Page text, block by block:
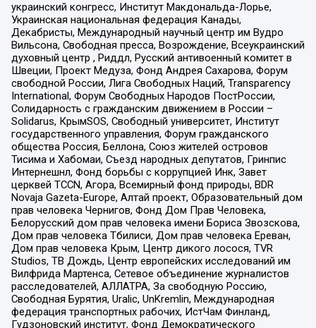
украинский конгресс, Институт Макдональда-Лорье,
Украинская национальная федерация Канады,
Декабристы, Международный научный центр им Вудро
Вильсона, Свободная пресса, Возрождение, Всеукраинский
духовный центр , Риддл, Русский антивоенный комитет в
Швеции, Проект Медуза, Фонд Андрея Сахарова, Форум
свободной России, Лига Свободных Наций, Transparеncy
International, Форум Свободных Народов ПостРоссии,
Солидарность с гражданским движением в России –
Solidarus, КрымSOS, Свободный университет, Институт
государственного управления, Форум гражданского
общества Россия, Беллона, Союз жителей островов
Тисима и Хабомаи, Съезд народных депутатов, Гринпис
Интернешнл, Фонд борьбы с коррупцией Инк, Завет
церквей TCCN, Агора, Всемирный фонд природы, BDR
Novaja Gazeta-Europe, Алтай проект, Образовательный дом
прав человека Чернигов, Фонд Дом Прав Человека,
Белорусский дом прав человека имени Бориса Звозскова,
Дом прав человека Тбилиси, Дом прав человека Ереван,
Дом прав человека Крым, Центр дикого лосося, TVR
Studios, ТВ Дождь, Центр европейских исследований им
Вилфрида Мартенса, Сетевое объединение журналистов
расследователей, АЛЛАТРА, За свободную Россию,
Свободная Бурятия, Uralic, UnKremlin, Международная
федерация транспортных рабочих, ИстЧам Финланд,
Гудзоновский институт, Фонд Демократического